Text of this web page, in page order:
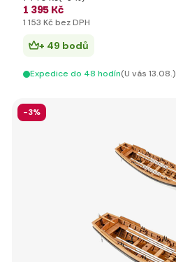
1 395 Kč
1 153 Kč bez DPH
+ 49 bodů
Expedice do 48 hodín(U vás 13.08.)
-3%